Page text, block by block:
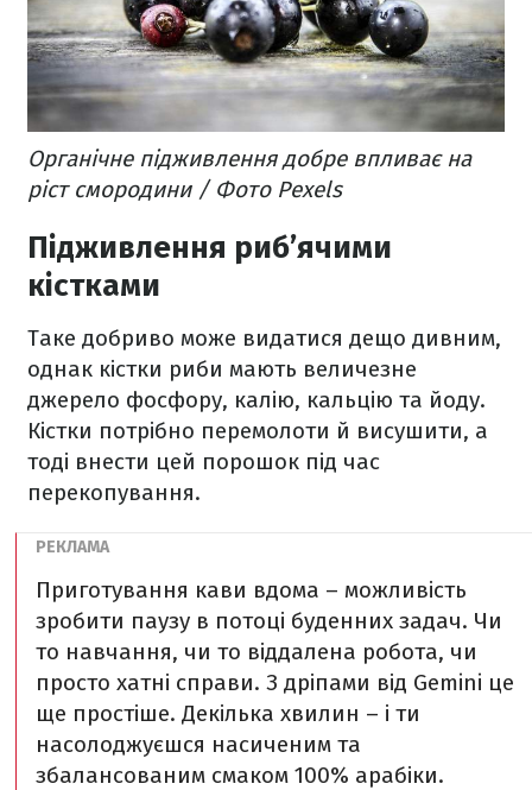
Органічне підживлення добре впливає на
ріст смородини / Фото Pexels
Підживлення риб’ячими
кістками
Таке добриво може видатися дещо дивним,
однак кістки риби мають величезне
джерело фосфору, калію, кальцію та йоду.
Кістки потрібно перемолоти й висушити, а
тоді внести цей порошок під час
перекопування.
Приготування кави вдома – можливість
зробити паузу в потоці буденних задач. Чи
то навчання, чи то віддалена робота, чи
просто хатні справи. З дріпами від Gemini це
ще простіше. Декілька хвилин – і ти
насолоджуєшся насиченим та
збалансованим смаком 100% арабіки.